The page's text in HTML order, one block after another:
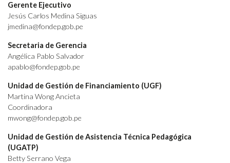
Gerente Ejecutivo
Jesús Carlos Medina Siguas
jmedina@fondep.gob.pe
Secretaria de Gerencia
Angélica Pablo Salvador
apablo@fondep.gob.pe
Unidad de Gestión de Financiamiento (UGF)
Martina Wong Ancieta
Coordinadora
mwong@fondep.gob.pe
Unidad de Gestión de Asistencia Técnica Pedagógica
(UGATP)
Betty Serrano Vega